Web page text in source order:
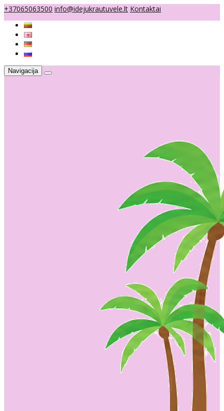
+37065063500 info@idejukrautuvele.lt Kontaktai
Navigacija